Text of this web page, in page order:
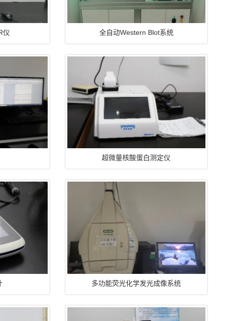
仪 全自动Western Blot系统
超微量核酸蛋白测定仪
多功能荧光化学发光成像系统